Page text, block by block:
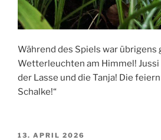
Während des Spiels war übrigens
Wetterleuchten am Himmel! Jussi
der Lasse und die Tanja! Die
Schalke!“
VERÖFFENTLICHT
13. APRIL 2026